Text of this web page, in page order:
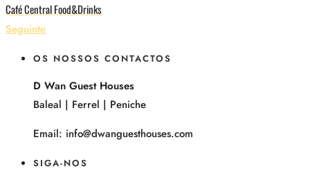
Café Central Food&Drinks
Seguinte
OS NOSSOS CONTACTOS
D Wan Guest Houses
Baleal | Ferrel | Peniche
Email: info@dwanguesthouses.com
SIGA-NOS